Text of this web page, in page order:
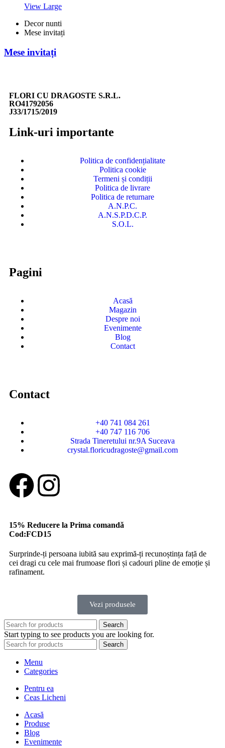
View Large
Decor nunti
Mese invitați
Mese invitați
FLORI CU DRAGOSTE S.R.L.
RO41792056
J33/1715/2019
Link-uri importante
Politica de confidențialitate
Politica cookie
Termeni și condiții
Politica de livrare
Politica de returnare
A.N.P.C.
A.N.S.P.D.C.P.
S.O.L.
Pagini
Acasă
Magazin
Despre noi
Evenimente
Blog
Contact
Contact
+40 741 084 261
+40 747 116 706
Strada Tineretului nr.9A Suceava
crystal.floricudragoste@gmail.com
15% Reducere la Prima comandă
Cod:FCD15
Surprinde-ți persoana iubită sau exprimă-ți recunoștința față de
cei dragi cu cele mai frumoase flori și cadouri pline de emoție și
rafinament.
Vezi produsele
Search
Start typing to see products you are looking for.
Search
Menu
Categories
Pentru ea
Ceas Licheni
Acasă
Produse
Blog
Evenimente